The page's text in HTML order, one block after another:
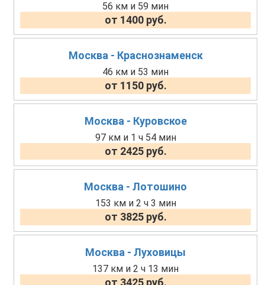
56 км и 59 мин
от 1400 руб.
Москва - Краснознаменск
46 км и 53 мин
от 1150 руб.
Москва - Куровское
97 км и 1 ч 54 мин
от 2425 руб.
Москва - Лотошино
153 км и 2 ч 3 мин
от 3825 руб.
Москва - Луховицы
137 км и 2 ч 13 мин
от 3425 руб.